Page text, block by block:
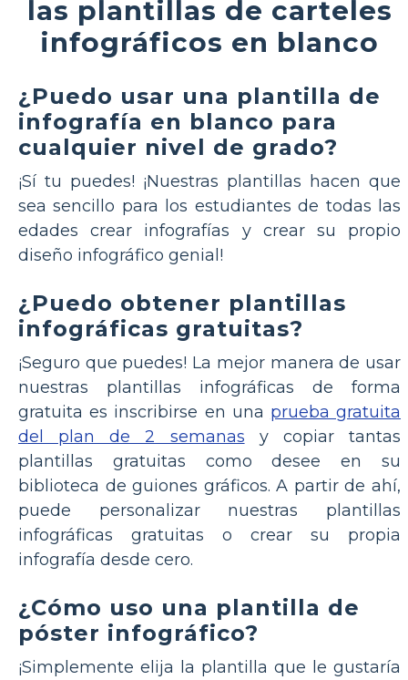
las plantillas de carteles
infográficos en blanco
¿Puedo usar una plantilla de
infografía en blanco para
cualquier nivel de grado?
¡Sí tu puedes! ¡Nuestras plantillas hacen que
sea sencillo para los estudiantes de todas las
edades crear infografías y crear su propio
diseño infográfico genial!
¿Puedo obtener plantillas
infográficas gratuitas?
¡Seguro que puedes! La mejor manera de usar
nuestras plantillas infográficas de forma
gratuita es inscribirse en una prueba gratuita
del plan de 2 semanas y copiar tantas
plantillas gratuitas como desee en su
biblioteca de guiones gráficos. A partir de ahí,
puede personalizar nuestras plantillas
infográficas gratuitas o crear su propia
infografía desde cero.
¿Cómo uso una plantilla de
póster infográfico?
¡Simplemente elija la plantilla que le gustaría